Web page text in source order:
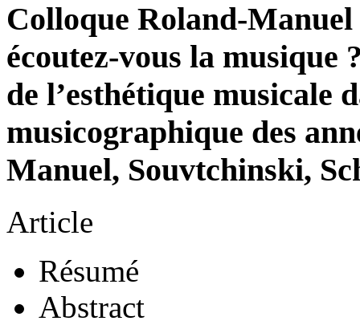
Colloque Roland-
écoutez-vous la musique
de l’esthétique musicale
musicographique des
Manuel, Souvtchinski,
Article
Résumé
Abstract